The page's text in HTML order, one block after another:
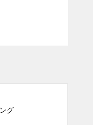
グ